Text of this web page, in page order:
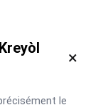
×
le